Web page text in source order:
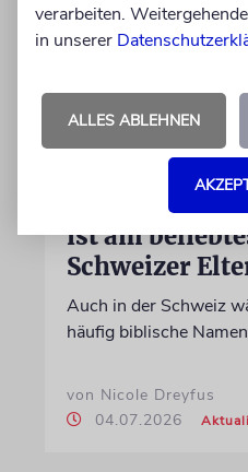
Dieser
ist am
Schweizer
Auch in der Schweiz
häufig biblische
von Nicole Dreyfus
04.07.2026
verarbeiten.
in unserer
ALLES ABLEHNEN